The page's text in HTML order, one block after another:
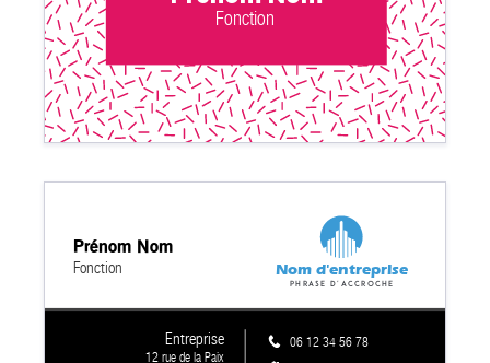
Fonction
12 rue de la Paix
06 12 34 56 78
Fonction
Entreprise
Prénom Nom
Nom d'entreprise
Phrase d'accroche